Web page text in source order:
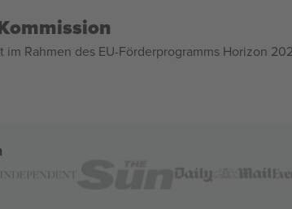
Rahmen des EU-Förderprogramms Horizon